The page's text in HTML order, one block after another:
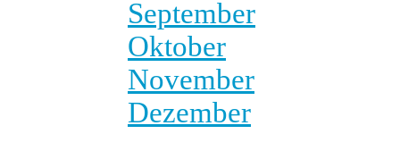
September
Oktober
November
Dezember